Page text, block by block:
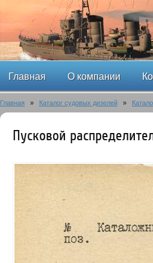
Главная О компании
Главная » Каталог судовых дизелей »
Пусковой